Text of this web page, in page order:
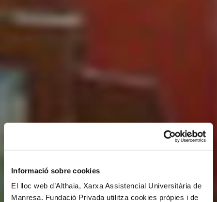
Informació sobre cookies
El lloc web d’Althaia, Xarxa Assistencial Universitària de
Manresa. Fundació Privada utilitza cookies pròpies i de